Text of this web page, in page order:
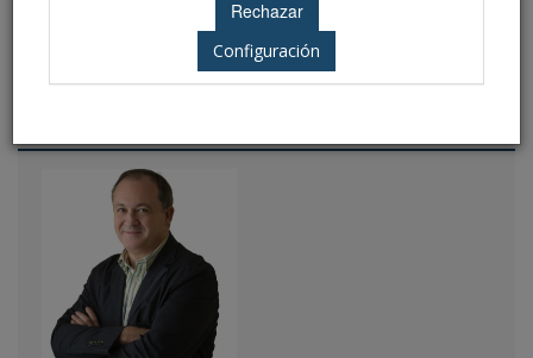
Configuración
Ponentes